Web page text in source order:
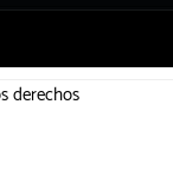
derechos